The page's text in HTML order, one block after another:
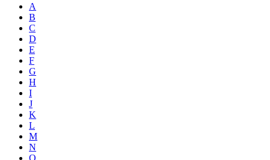
A
B
C
D
E
F
G
H
I
J
K
L
M
N
O